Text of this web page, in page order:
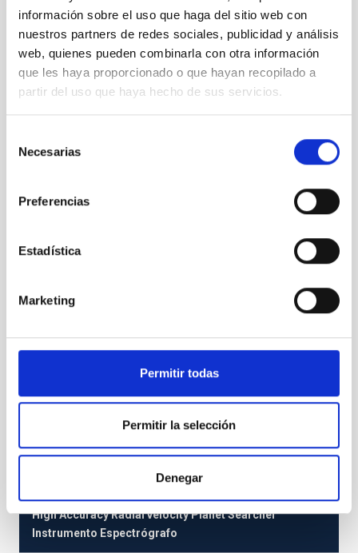
información sobre el uso que haga del sitio web con
nuestros partners de redes sociales, publicidad y análisis
web, quienes pueden combinarla con otra información
que les haya proporcionado o que hayan recopilado a
partir del uso que haya hecho de sus servicios.
Necesarias
Preferencias
Estadística
Marketing
Permitir todas
Permitir la selección
Denegar
CCD-CT
High Accuracy Radial velocity Planet Searcher
Instrumento Espectrógrafo